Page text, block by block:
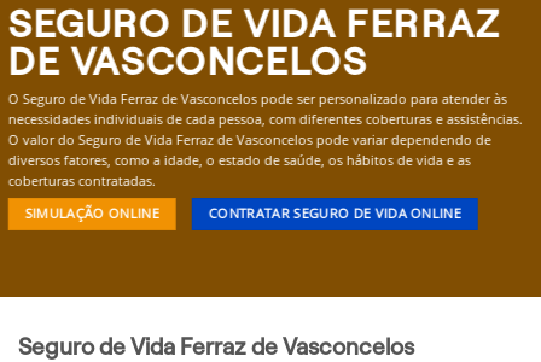
SEGURO DE VIDA FERRAZ
DE VASCONCELOS
O Seguro de Vida Ferraz de Vasconcelos pode ser personalizado para atender às
necessidades individuais de cada pessoa, com diferentes coberturas e assistências.
O valor do Seguro de Vida Ferraz de Vasconcelos pode variar dependendo de
diversos fatores, como a idade, o estado de saúde, os hábitos de vida e as
coberturas contratadas.
SIMULAÇÃO ONLINE CONTRATAR SEGURO DE VIDA ONLINE
Seguro de Vida Ferraz de Vasconcelos